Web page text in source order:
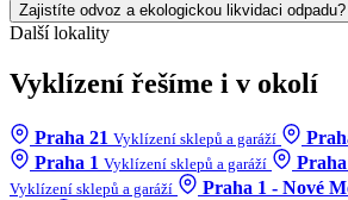
Zajistíte odvoz a ekologickou likvidaci odpadu?
Další lokality
Vyklízení řešíme i v okolí
Praha 21 Vyklízení sklepů a garáží
Praha 1 Vyklízení sklepů a garáží
Vyklízení sklepů a garáží Praha 1 - Nové